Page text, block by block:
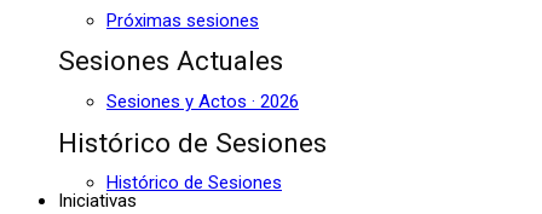
Próximas sesiones
Sesiones Actuales
Sesiones y Actos · 2026
Histórico de Sesiones
Histórico de Sesiones
Iniciativas